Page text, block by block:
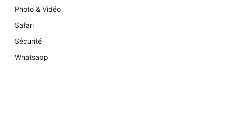
Photo & Vidéo
Safari
Sécurité
Whatsapp